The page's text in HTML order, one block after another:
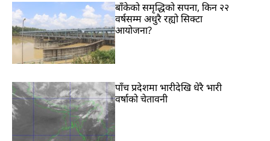
बाँकेको समृद्धिको सपना, किन २२
वर्षसम्म अधुरै रह्यो सिक्टा
आयोजना?
पाँच प्रदेशमा भारीदेखि धेरै भारी
वर्षाको चेतावनी